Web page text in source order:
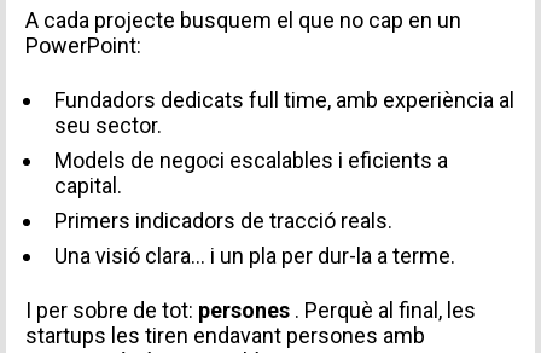
A cada projecte busquem el que no cap en un
PowerPoint:
Fundadors dedicats full time, amb experiència al
seu sector.
Models de negoci escalables i eficients a
capital.
Primers indicadors de tracció reals.
Una visió clara… i un pla per dur-la a terme.
I per sobre de tot: persones . Perquè al final, les
startups les tiren endavant persones amb